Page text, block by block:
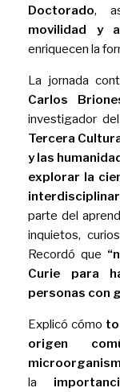
Doctorado,
movilidad y
enriquecen la
La jornada
Carlos
investigador
Tercera
y las
explorar la
interdisciplinar
parte del
inquietos,
Recordó que
Curie para
personas con
Explicó cómo
origen
la